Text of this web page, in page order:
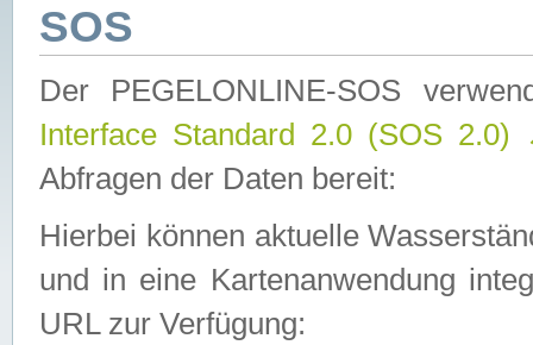
SOS
Der PEGELONLINE-SOS
Interface Standard 2.0 (SOS 2.0)
Abfragen der Daten bereit:
Hierbei können aktuelle
und in eine Kartenanwendung
URL zur Verfügung: